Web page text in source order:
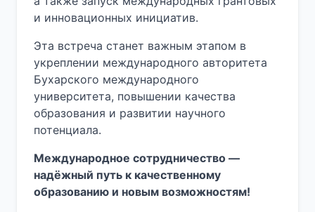
и инновационных инициатив.
Эта встреча станет важным этапом в
укреплении международного авторитета
Бухарского международного
университета, повышении качества
образования и развитии научного
потенциала.
Международное сотрудничество —
надёжный путь к качественному
образованию и новым возможностям!